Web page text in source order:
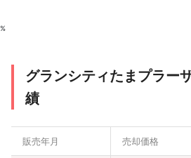
%
グランシティたまプラー
績
販売年月 売却価格